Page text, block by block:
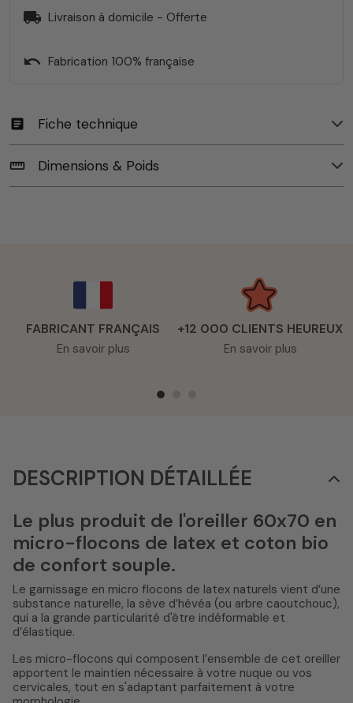
local_shipping Livraison à domicile - Offerte
undo Fabrication 100% française
article Fiche technique
straighten Dimensions & Poids
FABRICANT FRANÇAIS
En savoir plus
+12 000 CLIENTS HEUREUX
En savoir plus
DESCRIPTION DÉTAILLÉE
Le plus produit de l'oreiller 60x70 en
micro-flocons de latex et coton bio
de confort souple.
Le garnissage en micro flocons de latex naturels vient d’une
substance naturelle, la sève d’hévéa (ou arbre caoutchouc),
qui a la grande particularité d'être indéformable et
d’élastique.
Les micro-flocons qui composent l’ensemble de cet oreiller
apportent le maintien nécessaire à votre nuque ou vos
cervicales, tout en s'adaptant parfaitement à votre